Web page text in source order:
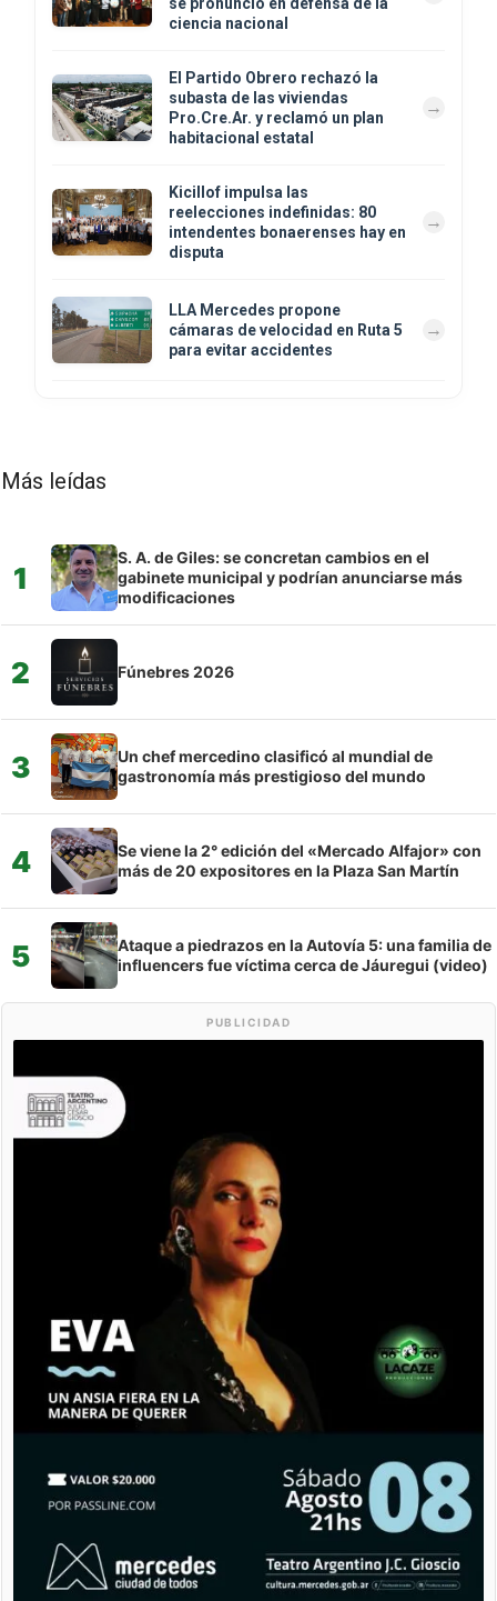
se pronunció en defensa de la
ciencia nacional
El Partido Obrero rechazó la
subasta de las viviendas
Pro.Cre.Ar. y reclamó un plan
habitacional estatal
Kicillof impulsa las
reelecciones indefinidas: 80
intendentes bonaerenses hay en
disputa
LLA Mercedes propone
cámaras de velocidad en Ruta 5
para evitar accidentes
Más leídas
1
S. A. de Giles: se concretan cambios en el
gabinete municipal y podrían anunciarse más
modificaciones
2 Fúnebres 2026
3
Un chef mercedino clasificó al mundial de
gastronomía más prestigioso del mundo
4
Se viene la 2° edición del «Mercado Alfajor» con
más de 20 expositores en la Plaza San Martín
5
Ataque a piedrazos en la Autovía 5: una familia de
influencers fue víctima cerca de Jáuregui (video)
PUBLICIDAD